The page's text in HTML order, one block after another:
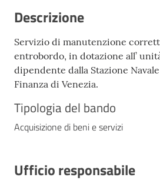
Descrizione
Servizio di manutenzione
entrobordo, in dotazione all’
dipendente dalla Stazione
Finanza di Venezia.
Tipologia del bando
Acquisizione di beni e servizi
Ufficio responsabile